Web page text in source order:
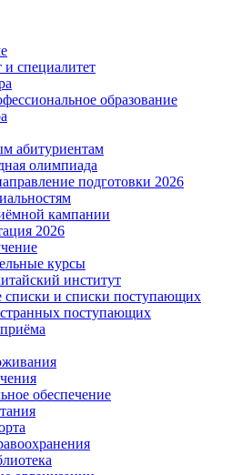
и специалитет
образование
абитуриентам
олимпиада
подготовки 2026
кампании
2026
курсы
институт
списки и списки поступающих
поступающих
обеспечение